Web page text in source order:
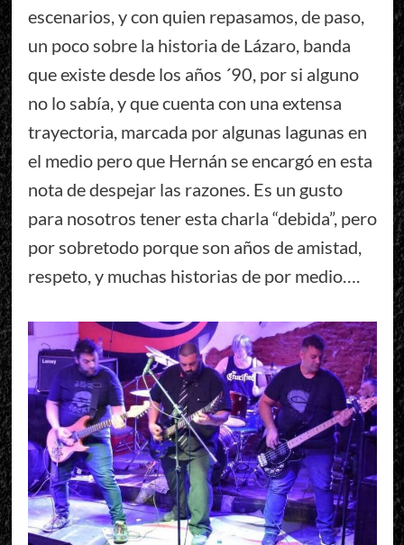
escenarios, y con quien repasamos, de paso,
un poco sobre la historia de Lázaro, banda
que existe desde los años ´90, por si alguno
no lo sabía, y que cuenta con una extensa
trayectoria, marcada por algunas lagunas en
el medio pero que Hernán se encargó en esta
nota de despejar las razones. Es un gusto
para nosotros tener esta charla “debida”, pero
por sobretodo porque son años de amistad,
respeto, y muchas historias de por medio….